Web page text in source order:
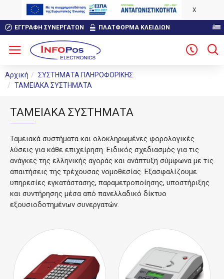
X
ΕΓΓΡΑΦΉ ΣΥΝΕΡΓΑΤΏΝ ΠΛΑΤΦΟΡΜΑ ΚΛΕΙΔΙΩΝ
Αρχική
ΣΥΣΤΗΜΑΤΑ ΠΛΗΡΟΦΟΡΙΚΗΣ
ΤΑΜΕΙΑΚΑ ΣΥΣΤΗΜΑΤΑ
ΤΑΜΕΙΑΚΑ ΣΥΣΤΗΜΑΤΑ
Ταμειακά συστήματα και ολοκληρωμένες φορολογικές
λύσεις για κάθε επιχείρηση. Ειδικός σχεδιασμός για τις
ανάγκες της ελληνικής αγοράς και ανάπτυξη σύμφωνα με τις
απαιτήσεις της τρέχουσας νομοθεσίας. Εξασφαλίζουμε
υπηρεσίες εγκατάστασης, παραμετροποίησης, υποστήριξης
και συντήρησης μέσα από πανελλαδικό δίκτυο
εξουσιοδοτημένων συνεργατών.